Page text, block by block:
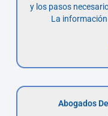
y los pasos
La
Abogados